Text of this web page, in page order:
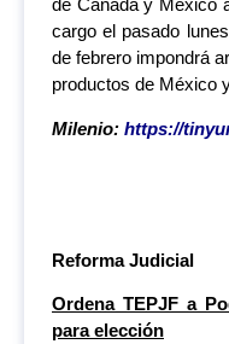
de Canadá y México
cargo el pasado
de febrero impondrá
productos de México
Milenio: https://
Reforma Judicial
Ordena TEPJF a
para elección